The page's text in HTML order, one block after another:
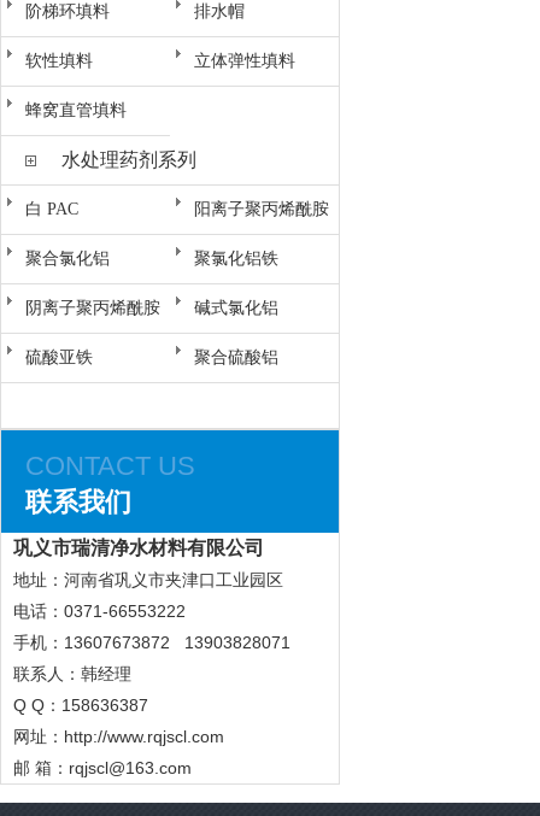
阶梯环填料 排水帽
软性填料 立体弹性填料
蜂窝直管填料
水处理药剂系列
白 PAC 阳离子聚丙烯酰胺
聚合氯化铝 聚氯化铝铁
阴离子聚丙烯酰胺 碱式氯化铝
硫酸亚铁 聚合硫酸铝
CONTACT US
联系我们
巩义市瑞清净水材料有限公司
地址：河南省巩义市夹津口工业园区
电话：0371-66553222
手机：13607673872 13903828071
联系人：韩经理
Q Q：158636387
网址： http://www.rqjscl.com
邮 箱：rqjscl@163.com